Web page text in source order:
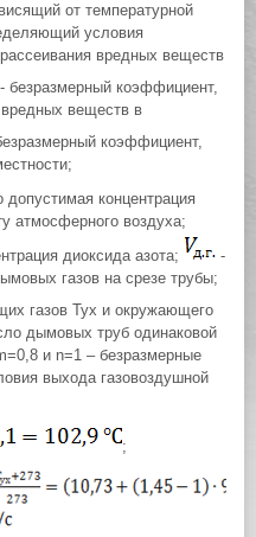
от температурной
условия
рассеивания вредных веществ
- безразмерный коэффициент,
веществ в
коэффициент,
допустимая концентрация
атмосферного воздуха;
диоксида азота;
-
газов на срезе трубы;
газов Тух и окружающего
дымовых труб одинаковой
и n=1 – безразмерные
выхода газовоздушной
;